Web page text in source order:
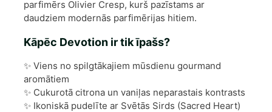
parfimērs Olivier Cresp, kurš pazīstams ar
daudziem modernās parfimērijas hitiem.
Kāpēc Devotion ir tik īpašs?
✨ Viens no spilgtākajiem mūsdienu gourmand
aromātiem
✨ Cukurotā citrona un vaniļas neparastais kontrasts
✨ Ikoniskā pudelīte ar Svētās Sirds (Sacred Heart)